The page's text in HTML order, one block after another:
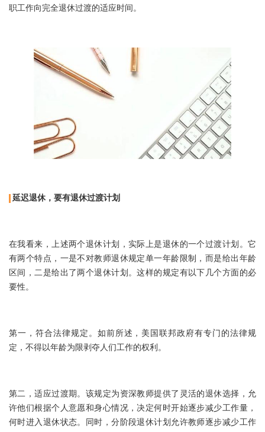
职工作向完全退休过渡的适应时间。
延迟退休，要有退休过渡计划
在我看来，上述两个退休计划，实际上是退休的一个过渡计划。它
有两个特点，一是不对教师退休规定单一年龄限制，而是给出年龄
区间，二是给出了两个退休计划。这样的规定有以下几个方面的必
要性。
第一，符合法律规定。如前所述，美国联邦政府有专门的法律规
定，不得以年龄为限剥夺人们工作的权利。
第二，适应过渡期。该规定为资深教师提供了灵活的退休选择，允
许他们根据个人意愿和身心情况，决定何时开始逐步减少工作量，
何时进入退休状态。同时，分阶段退休计划允许教师逐步减少工作